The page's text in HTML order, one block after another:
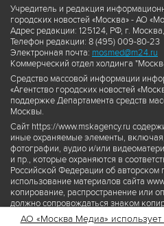
Учредитель и редакция
городских новостей «Москва» - АО
Адрес редакции: 125124, РФ, г.
Телефон редакции: 8 (495) 009-80-23
Электронная почта: mosmed@m24.ru
Коммерческий отдел холдинга
Средство массовой информации
«Агентство городских новостей
поддержке Департамента средств
Москвы.
Сайт https://www.mskagency.ru
иные охраняемые элементы,
фотографии, аудио и/или
и пр., которые охраняются в
Российской Федерации об
использование материалов сайта
копирование, распространение или
должно сопровождаться знаком
правообладателя © АО «Москва
АО «Москва Медиа»